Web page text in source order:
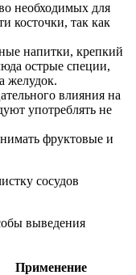
необходимых для
косточки, так как
напитки, крепкий
острые специи,
желудок.
влияния на
употреблять не
фруктовые и
сосудов
выведения
Применение